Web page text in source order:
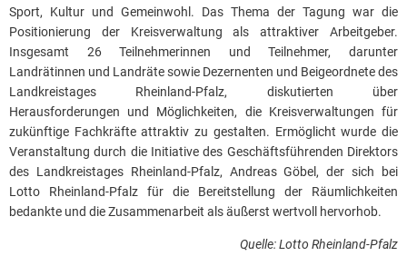
Sport, Kultur und Gemeinwohl. Das Thema der Tagung war die
Positionierung der Kreisverwaltung als attraktiver Arbeitgeber.
Insgesamt 26 Teilnehmerinnen und Teilnehmer, darunter
Landrätinnen und Landräte sowie Dezernenten und Beigeordnete des
Landkreistages Rheinland-Pfalz, diskutierten über
Herausforderungen und Möglichkeiten, die Kreisverwaltungen für
zukünftige Fachkräfte attraktiv zu gestalten. Ermöglicht wurde die
Veranstaltung durch die Initiative des Geschäftsführenden Direktors
des Landkreistages Rheinland-Pfalz, Andreas Göbel, der sich bei
Lotto Rheinland-Pfalz für die Bereitstellung der Räumlichkeiten
bedankte und die Zusammenarbeit als äußerst wertvoll hervorhob.
Quelle: Lotto Rheinland-Pfalz